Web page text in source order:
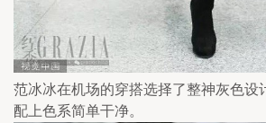
范冰冰在机场的穿搭选择了整神灰色设
配上色系简单干净。